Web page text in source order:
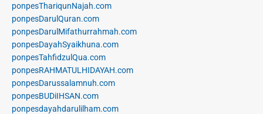
ponpesThariqunNajah.com
ponpesDarulQuran.com
ponpesDarulMifathurrahmah.com
ponpesDayahSyaikhuna.com
ponpesTahfidzulQua.com
ponpesRAHMATULHIDAYAH.com
ponpesDarussalamnuh.com
ponpesBUDiIHSAN.com
ponpesdayahdarulilham.com